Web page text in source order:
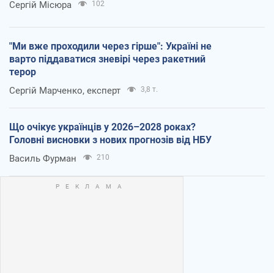
Сергій Місюра 102
"Ми вже проходили через гірше": Україні не
варто піддаватися зневірі через ракетний
терор
Сергій Марченко, експерт 3,8 т.
Що очікує українців у 2026–2028 роках?
Головні висновки з нових прогнозів від НБУ
Василь Фурман 210